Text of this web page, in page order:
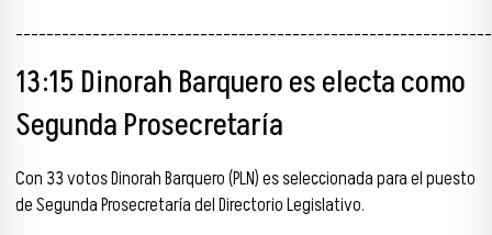
13:15 Dinorah Barquero es electa como
Segunda Prosecretaría
Con 33 votos Dinorah Barquero (PLN) es seleccionada para el puesto
de Segunda Prosecretaría del Directorio Legislativo.